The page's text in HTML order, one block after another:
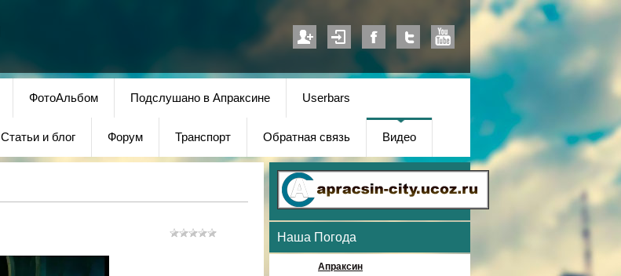
ФотоАльбом Подслушано в Апраксине Userbars
Статьи и блог Форум Транспорт Обратная связь Видео
Наша Погода
Апраксин